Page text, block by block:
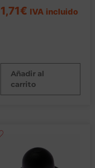
1,71€ IVA incluido
Añadir al
carrito